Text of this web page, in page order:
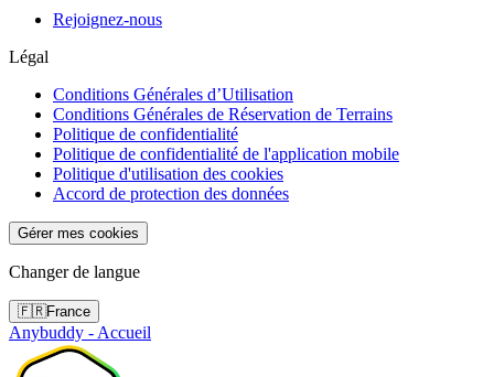
Rejoignez-nous
Légal
Conditions Générales d’Utilisation
Conditions Générales de Réservation de Terrains
Politique de confidentialité
Politique de confidentialité de l'application mobile
Politique d'utilisation des cookies
Accord de protection des données
Gérer mes cookies
Changer de langue
🇫🇷France
Anybuddy - Accueil